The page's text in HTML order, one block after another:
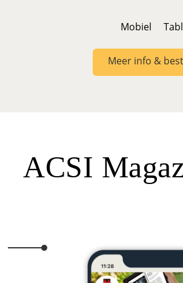
Mobiel
Meer info &
ACSI